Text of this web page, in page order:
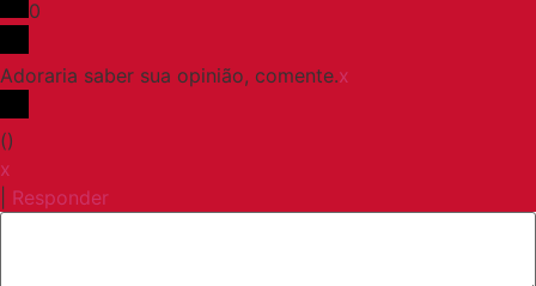
0
Adoraria saber sua opinião, comente.x
()
x
Responder